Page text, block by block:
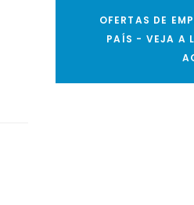
OFERTAS DE
PAÍS - VEJA A